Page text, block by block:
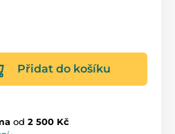
Přidat do košíku
od 2 500 Kč